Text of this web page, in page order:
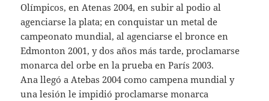
Olímpicos, en Atenas 2004, en subir al podio al
agenciarse la plata; en conquistar un metal de
campeonato mundial, al agenciarse el bronce en
Edmonton 2001, y dos años más tarde, proclamarse
monarca del orbe en la prueba en París 2003.
Ana llegó a Atebas 2004 como campena mundial y
una lesión le impidió proclamarse monarca